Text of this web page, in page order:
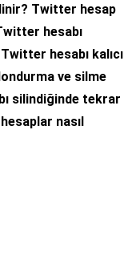
Twitter hesap
hesabı
hesabı kalıcı
ve silme
silindiğinde tekrar
nasıl